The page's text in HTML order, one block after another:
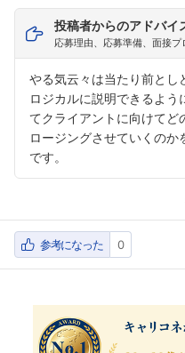
投稿者からのアドバイ
応募理由、応募準備、面接プ
やる気云々は当たり前とし
ロジカルに説明できるよう
てクライアントに向けてど
ロージングさせていくの
です。
参考になった 0